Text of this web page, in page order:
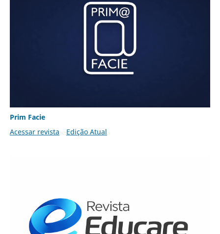
Prim Facie
Acessar revista
Edição Atual